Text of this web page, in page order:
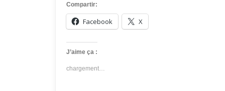
Compartir:
Facebook X
J’aime ça :
chargement…